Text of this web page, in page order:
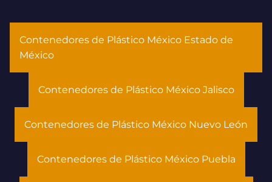
Contenedores de Plástico México Estado de
México
Contenedores de Plástico México Jalisco
Contenedores de Plástico México Nuevo León
Contenedores de Plástico México Puebla